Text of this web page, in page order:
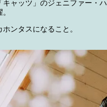
キャッツ」のジェニファー・
ンタスになること。